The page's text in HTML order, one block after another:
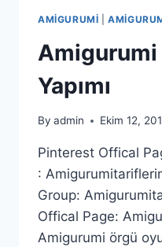
AMIGURUMI |
Amigurumi
Yapımı
By admin Ekim 12,
Pinterest Offical
:
Group:
Offical Page:
Amigurumi örgü